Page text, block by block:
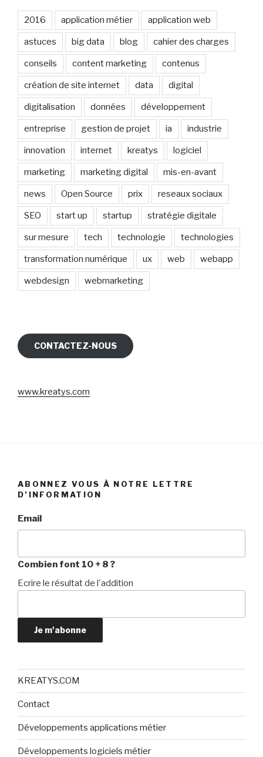
2016 application métier application web
astuces big data blog cahier des charges
conseils content marketing contenus
création de site internet data digital
digitalisation données développement
entreprise gestion de projet ia industrie
innovation internet kreatys logiciel
marketing marketing digital mis-en-avant
news Open Source prix reseaux sociaux
SEO start up startup stratégie digitale
sur mesure tech technologie technologies
transformation numérique ux web webapp
webdesign webmarketing
CONTACTEZ-NOUS
www.kreatys.com
ABONNEZ VOUS À NOTRE LETTRE
D’INFORMATION
Email
Combien font 10 + 8 ?
Ecrire le résultat de l'addition
Je m'abonne
KREATYS.COM
Contact
Développements applications métier
Développements logiciels métier